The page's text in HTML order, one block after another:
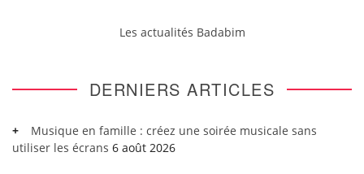
Les actualités Badabim
DERNIERS ARTICLES
Musique en famille : créez une soirée musicale sans
utiliser les écrans 6 août 2026